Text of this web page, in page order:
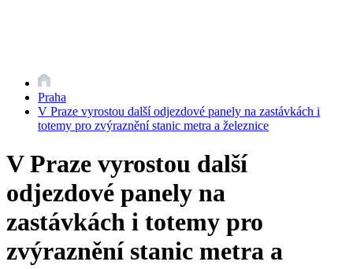
Praha
V Praze vyrostou další odjezdové panely na zastávkách i
totemy pro zvýraznění stanic metra a železnice
V Praze vyrostou další
odjezdové panely na
zastávkách i totemy pro
zvýraznění stanic metra a